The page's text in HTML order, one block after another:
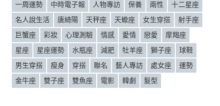
一周運勢
中時電子報 人物專訪 保養 兩性
十二星座
名人說生活
唐綺陽 天秤座 天蠍座 女生穿搭
射手座
巨蟹座
彩妝 心理測驗 情感 愛情 戀愛
摩羯座
星座
星座運勢 水瓶座 減肥 牡羊座 獅子座
球鞋
男生穿搭
瘦身 穿搭 聯名 藝人專訪 處女座
運勢
金牛座
雙子座 雙魚座 電影 韓劇 髮型